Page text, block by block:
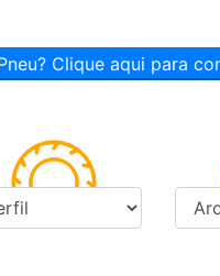
o seu Pneu? Clique aqui